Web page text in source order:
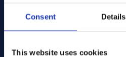
Consent Details
This website uses cookies